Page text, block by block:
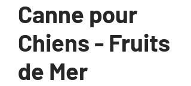
Canne pour
Chiens - Fruits
de Mer